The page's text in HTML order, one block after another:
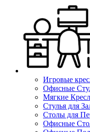
Игровые
Офисные
Мягкие
Стулья для
Столы для
Офисные